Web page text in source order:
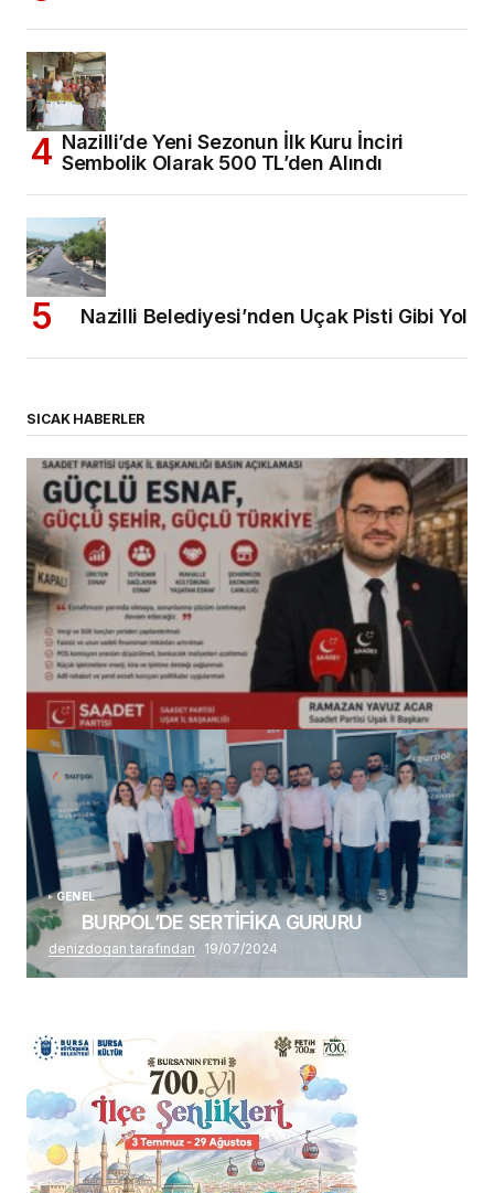
Nazilli’de Yeni Sezonun İlk Kuru İnciri
Sembolik Olarak 500 TL’den Alındı
Nazilli Belediyesi’nden Uçak Pisti Gibi Yol
SICAK HABERLER
(başlıksız)
Alaattin Karahan tarafından 14/07/2026
GENEL
BURPOL’DE SERTİFİKA GURURU
denizdogan tarafından 19/07/2024